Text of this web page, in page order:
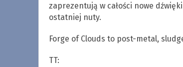
zaprezentują w całości nowe
ostatniej nuty.
Forge of Clouds to post-metal,
TT: